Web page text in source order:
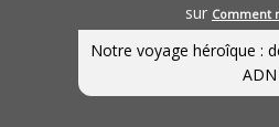
sur Comment
Notre voyage héroîque :